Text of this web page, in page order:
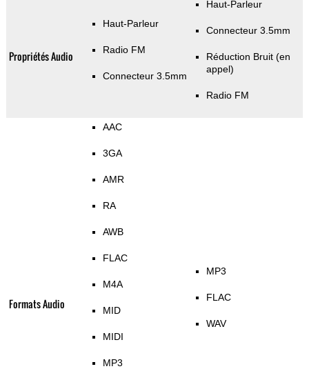
Propriétés Audio
Haut-Parleur
Radio FM
Connecteur 3.5mm
Haut-Parleur
Connecteur 3.5mm
Réduction Bruit (en
appel)
Radio FM
Formats Audio
AAC
3GA
AMR
RA
AWB
FLAC
M4A
MID
MIDI
MP3
MP3
FLAC
WAV